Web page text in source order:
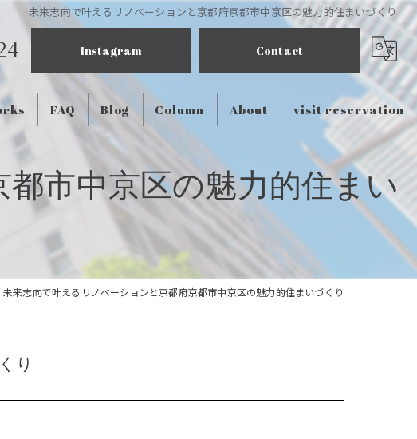
未来志向で叶えるリノベーションと京都府京都市中京区の魅力的住まいづくり
Instagram Contact
FAQ Blog Column About visit reservation
市中京区の魅力的住まい
未来志向で叶えるリノベーションと京都府京都市中京区の魅力的住まいづくり
り